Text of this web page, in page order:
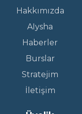
Hakkımızda
AIysha
Haberler
Burslar
Stratejim
İletişim